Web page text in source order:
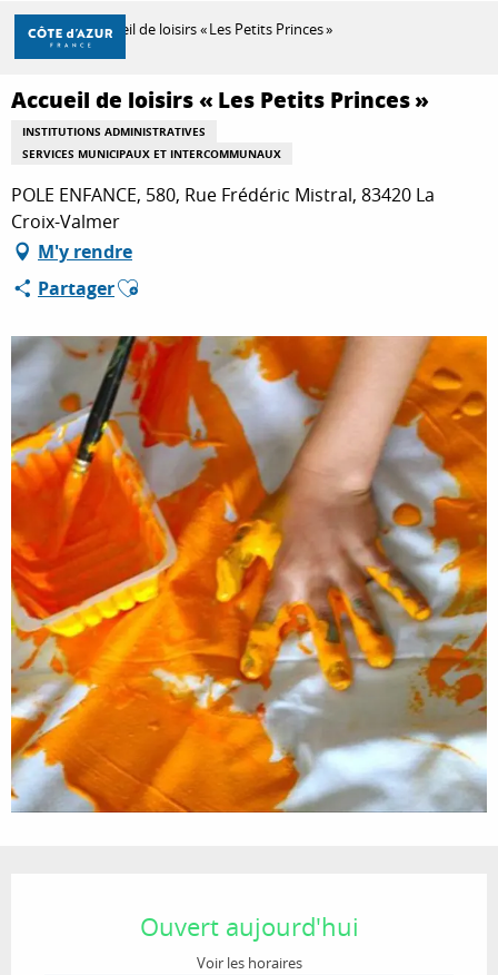
Aller
contenu
principal
DÉCOUVRIR
À FAIRE
SÉJOURNER
Accueil Accueil de loisirs « Les Petits Princes »
Accueil de loisirs « Les Petits Princes »
INSTITUTIONS ADMINISTRATIVES
SERVICES MUNICIPAUX ET INTERCOMMUNAUX
POLE ENFANCE, 580, Rue Frédéric Mistral, 83420 La
Croix-Valmer
M'y rendre
PartagerAjouter aux favoris
Ouvert aujourd'hui
Voir les horaires